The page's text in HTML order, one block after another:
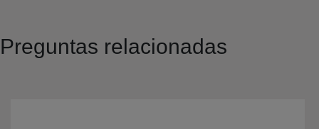
Preguntas relacionadas